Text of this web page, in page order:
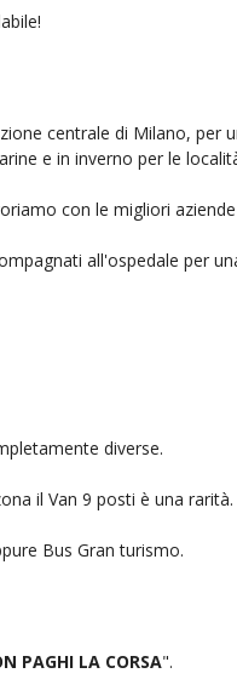
centrale di Milano, per
e in inverno per le
con le migliori
all'ospedale per
diverse.
il Van 9 posti è una rarità.
Bus Gran turismo.
PAGHI LA CORSA".